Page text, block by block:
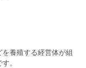
養殖する経営体が組
。